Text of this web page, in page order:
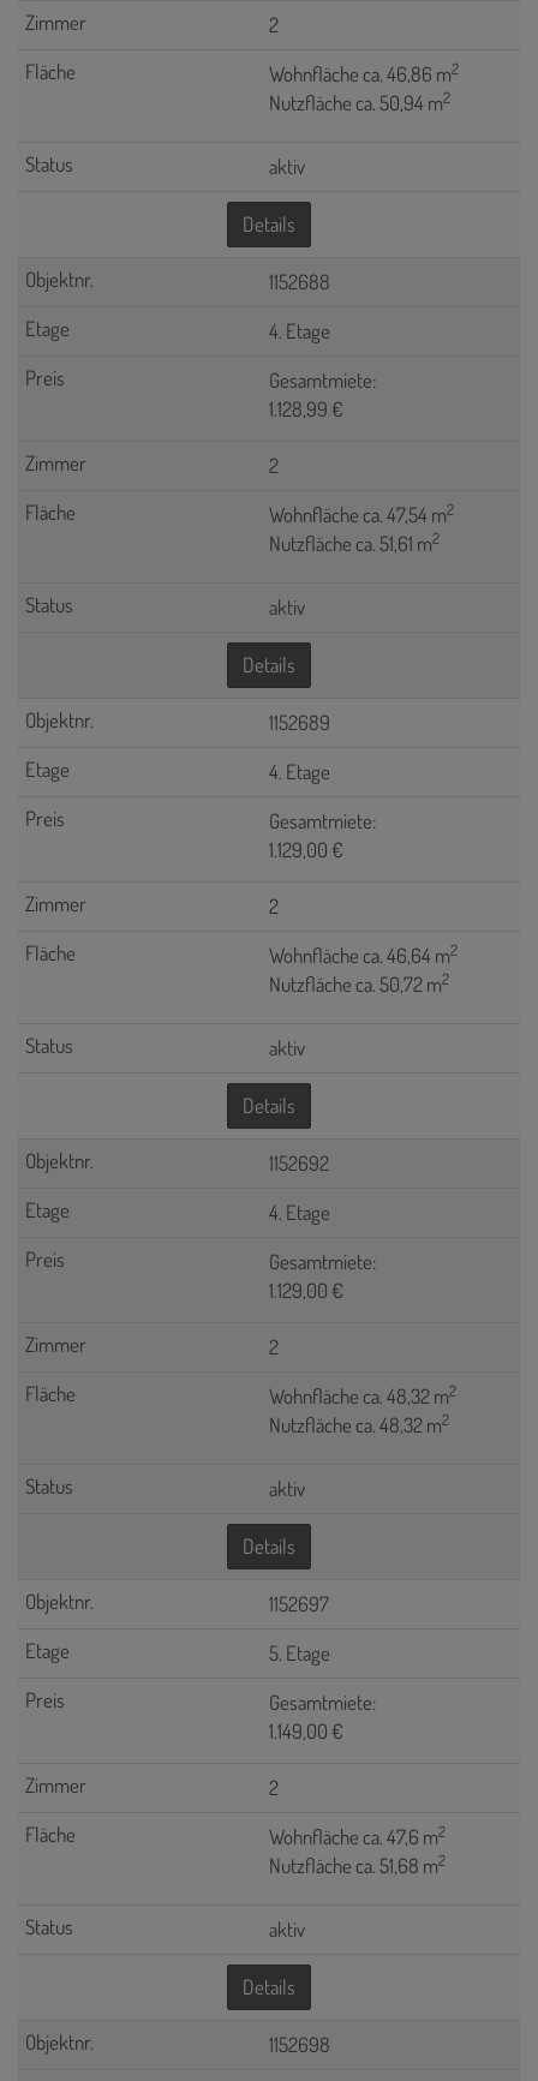
2
Wohnfläche ca. 46,86 m2
Nutzfläche ca. 50,94 m2
aktiv
Details
1152688
4. Etage
Gesamtmiete:
1.128,99 €
2
Wohnfläche ca. 47,54 m2
Nutzfläche ca. 51,61 m2
aktiv
Details
1152689
4. Etage
Gesamtmiete:
1.129,00 €
2
Wohnfläche ca. 46,64 m2
Nutzfläche ca. 50,72 m2
aktiv
Details
1152692
4. Etage
Gesamtmiete:
1.129,00 €
2
Wohnfläche ca. 48,32 m2
Nutzfläche ca. 48,32 m2
aktiv
Details
1152697
5. Etage
Gesamtmiete:
1.149,00 €
2
Wohnfläche ca. 47,6 m2
Nutzfläche ca. 51,68 m2
aktiv
Details
1152698